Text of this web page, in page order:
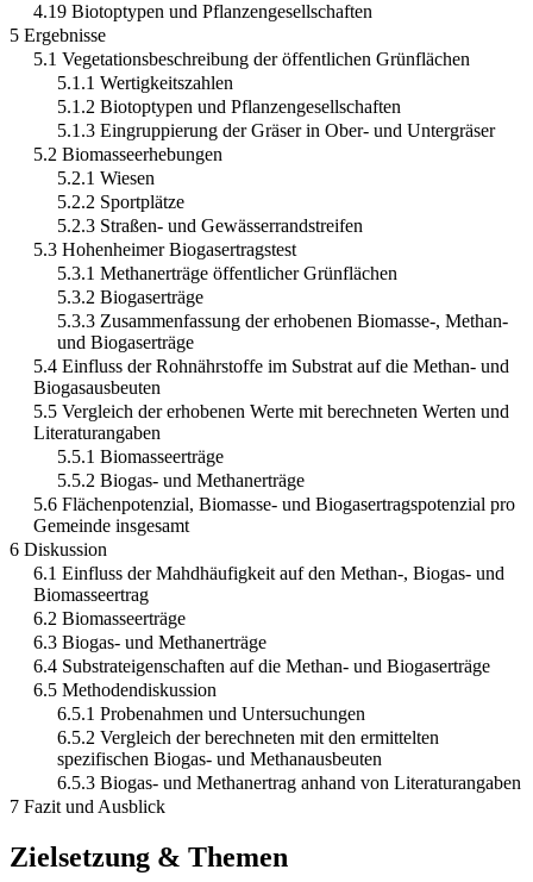
4.19 Biotoptypen und Pflanzengesellschaften
5 Ergebnisse
5.1 Vegetationsbeschreibung der öffentlichen Grünflächen
5.1.1 Wertigkeitszahlen
5.1.2 Biotoptypen und Pflanzengesellschaften
5.1.3 Eingruppierung der Gräser in Ober- und Untergräser
5.2 Biomasseerhebungen
5.2.1 Wiesen
5.2.2 Sportplätze
5.2.3 Straßen- und Gewässerrandstreifen
5.3 Hohenheimer Biogasertragstest
5.3.1 Methanerträge öffentlicher Grünflächen
5.3.2 Biogaserträge
5.3.3 Zusammenfassung der erhobenen Biomasse-, Methan-
und Biogaserträge
5.4 Einfluss der Rohnährstoffe im Substrat auf die Methan- und
Biogasausbeuten
5.5 Vergleich der erhobenen Werte mit berechneten Werten und
Literaturangaben
5.5.1 Biomasseerträge
5.5.2 Biogas- und Methanerträge
5.6 Flächenpotenzial, Biomasse- und Biogasertragspotenzial pro
Gemeinde insgesamt
6 Diskussion
6.1 Einfluss der Mahdhäufigkeit auf den Methan-, Biogas- und
Biomasseertrag
6.2 Biomasseerträge
6.3 Biogas- und Methanerträge
6.4 Substrateigenschaften auf die Methan- und Biogaserträge
6.5 Methodendiskussion
6.5.1 Probenahmen und Untersuchungen
6.5.2 Vergleich der berechneten mit den ermittelten
spezifischen Biogas- und Methanausbeuten
6.5.3 Biogas- und Methanertrag anhand von Literaturangaben
7 Fazit und Ausblick
Zielsetzung & Themen